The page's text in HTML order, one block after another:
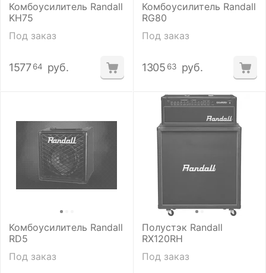
Комбоусилитель Randall
KH75
Под заказ
1577 64 руб.
Комбоусилитель Randall
RG80
Под заказ
1305 63 руб.
Комбоусилитель Randall
RD5
Под заказ
Полустэк Randall
RX120RH
Под заказ